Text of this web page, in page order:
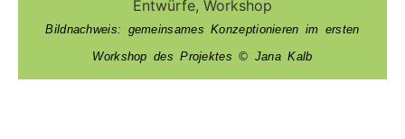
Bildnachweis: gemeinsames Konzeptionieren im ersten
Workshop des Projektes © Jana Kalb